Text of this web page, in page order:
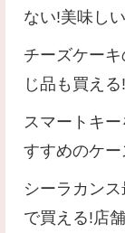
ない!美味し
チーズケー
じ品も買え
スマートキ
すすめのケ
シーラカン
で買える!店